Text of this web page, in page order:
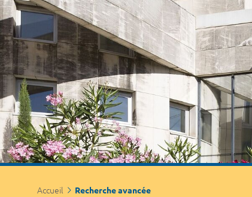
Accueil Recherche avancée